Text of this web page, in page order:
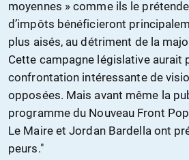
moyennes » comme ils le
d’impôts bénéficieront
plus aisés, au détriment de la
Cette campagne législative aurait
confrontation intéressante de
opposées. Mais avant même la
programme du Nouveau Front
Le Maire et Jordan Bardella ont
peurs."